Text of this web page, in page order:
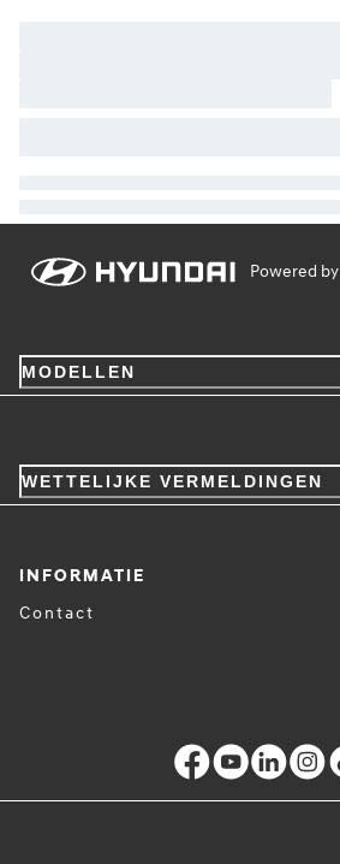
Powered by
MODELLEN
WETTELIJKE VERMELDINGEN
INFORMATIE
Contact